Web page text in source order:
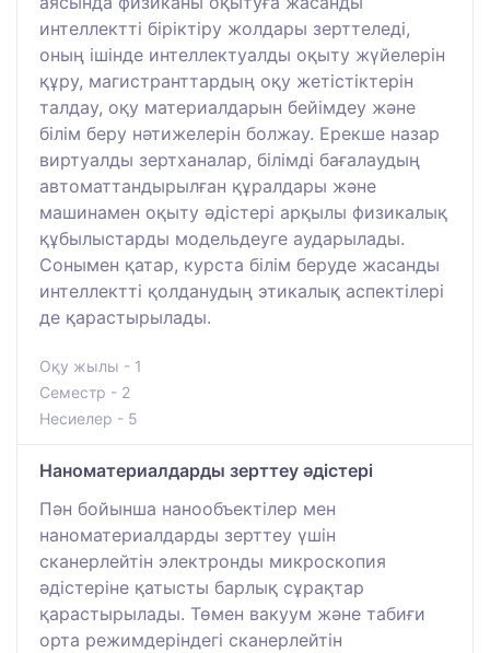
интеллектті біріктіру жолдары зерттеледі,
оның ішінде интеллектуалды оқыту жүйелерін
құру, магистранттардың оқу жетістіктерін
талдау, оқу материалдарын бейімдеу және
білім беру нәтижелерін болжау. Ерекше назар
виртуалды зертханалар, білімді бағалаудың
автоматтандырылған құралдары және
машинамен оқыту әдістері арқылы физикалық
құбылыстарды модельдеуге аударылады.
Сонымен қатар, курста білім беруде жасанды
интеллектті қолданудың этикалық аспектілері
де қарастырылады.
Оқу жылы - 1
Семестр - 2
Несиелер - 5
Наноматериалдарды зерттеу әдістері
Пән бойынша нанообъектілер мен
наноматериалдарды зерттеу үшін
сканерлейтін электронды микроскопия
әдістеріне қатысты барлық сұрақтар
қарастырылады. Төмен вакуум және табиғи
орта режимдеріндегі сканерлейтін